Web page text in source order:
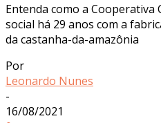
Entenda como a Cooperativa
social há 29 anos com a
da castanha-da-amazônia
Por
Leonardo Nunes
-
16/08/2021